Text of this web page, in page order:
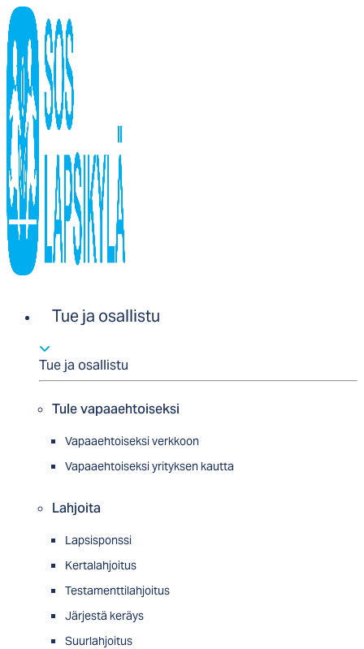
Tue ja osallistu
Tue ja osallistu
Tule vapaaehtoiseksi
Vapaaehtoiseksi verkkoon
Vapaaehtoiseksi yrityksen kautta
Lahjoita
Lapsisponssi
Kertalahjoitus
Testamenttilahjoitus
Järjestä keräys
Suurlahjoitus